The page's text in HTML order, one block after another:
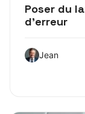
Poser du
d’erreur
Jean